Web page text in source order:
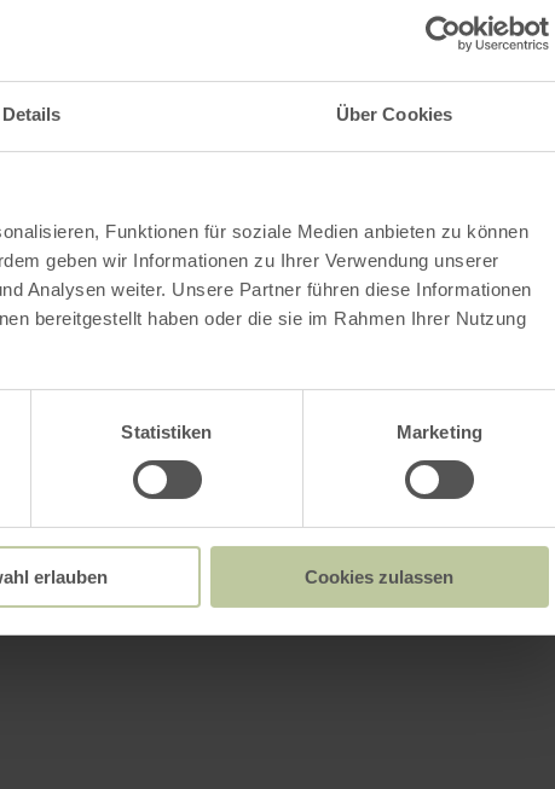
Details Über Cookies
Funktionen für soziale Medien anbieten zu können
geben wir Informationen zu Ihrer Verwendung unserer
Analysen weiter. Unsere Partner führen diese Informationen
bereitgestellt haben oder die sie im Rahmen Ihrer Nutzung
Statistiken Marketing
erlauben Cookies zulassen